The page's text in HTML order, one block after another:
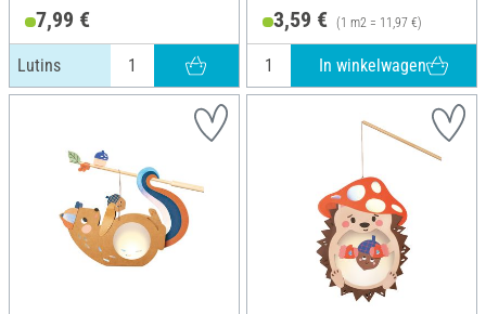
7,99 €
Lutins
3,59 € (1 m2 = 11,97 €)
In winkelwagen